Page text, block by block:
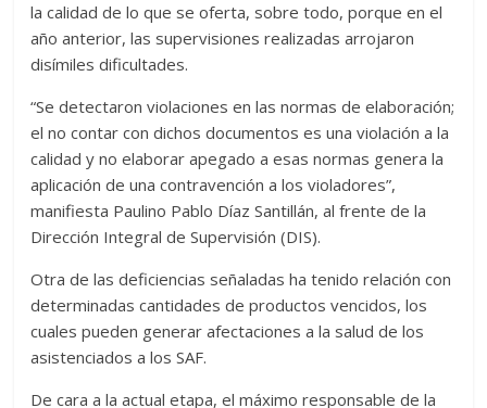
la calidad de lo que se oferta, sobre todo, porque en el
año anterior, las supervisiones realizadas arrojaron
disímiles dificultades.
“Se detectaron violaciones en las normas de elaboración;
el no contar con dichos documentos es una violación a la
calidad y no elaborar apegado a esas normas genera la
aplicación de una contravención a los violadores”,
manifiesta Paulino Pablo Díaz Santillán, al frente de la
Dirección Integral de Supervisión (DIS).
Otra de las deficiencias señaladas ha tenido relación con
determinadas cantidades de productos vencidos, los
cuales pueden generar afectaciones a la salud de los
asistenciados a los SAF.
De cara a la actual etapa, el máximo responsable de la